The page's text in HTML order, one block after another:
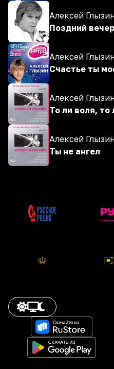
Алексей
Поздний
Алексей
Счастье ты
Алексей
То ли воля, то
Алексей
Ты не ангел